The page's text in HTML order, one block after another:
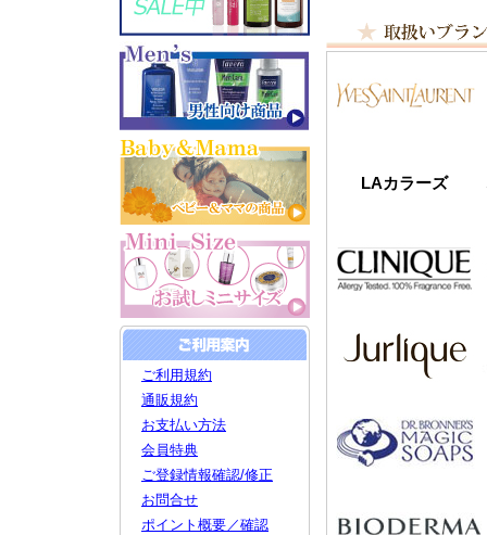
LAカラーズ
ご利用規約
通販規約
お支払い方法
会員特典
ご登録情報確認/修正
お問合せ
ポイント概要／確認